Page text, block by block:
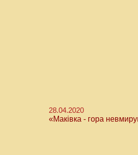
28.04.2020
«Маківка - гора